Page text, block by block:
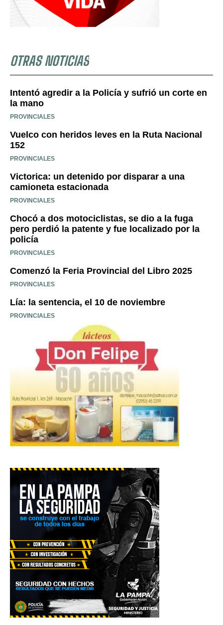
OTRAS NOTICIAS
Intentó agredir a la Policía y sufrió un corte en
la mano
PROVINCIALES
Vuelco con heridos leves en la Ruta Nacional
152
PROVINCIALES
Victorica: un detenido por disparar a una
camioneta estacionada
PROVINCIALES
Chocó a dos motociclistas, se dio a la fuga
pero perdió la patente y fue localizado por la
policía
PROVINCIALES
Comenzó la Feria Provincial del Libro 2025
PROVINCIALES
Lía: la sentencia, el 10 de noviembre
PROVINCIALES